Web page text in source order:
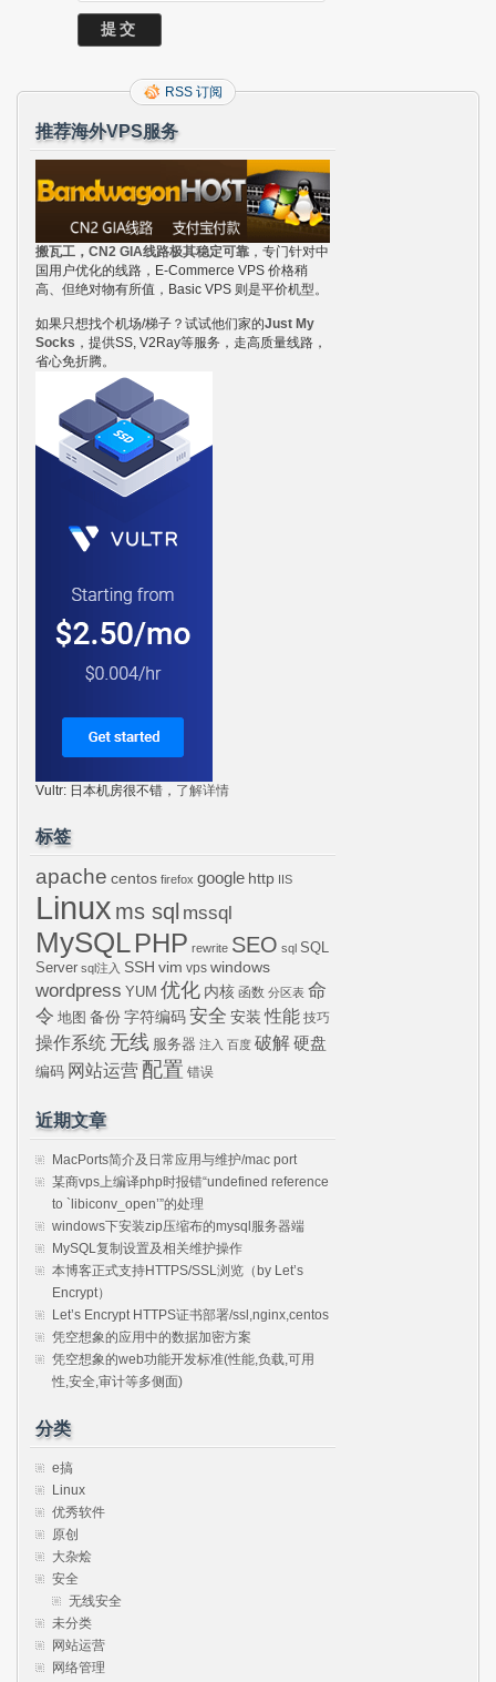
RSS 订阅
推荐海外VPS服务
搬瓦工，CN2 GIA线路极其稳定可靠 ，专门针对中
国用户优化的线路，E-Commerce VPS 价格稍
高、但绝对物有所值，Basic VPS 则是平价机型。
如果只想找个机场/梯子？试试他们家的Just My
Socks ，提供SS, V2Ray等服务，走高质量线路，
省心免折腾。
Vultr: 日本机房很不错， 了解详情
标签
apache centos firefox google http IIS
Linux ms sql mssql
MySQL PHP rewrite SEO sql SQL
Server sql注入 SSH vim vps windows
wordpress YUM 优化 内核 函数 分区表 命
令 地图 备份 字符编码 安全 安装 性能 技巧
操作系统 无线 服务器 注入 百度 破解硬盘
编码 网站运营 配置 错误
近期文章
MacPorts简介及日常应用与维护/mac port
某商vps上编译php时报错“undefined reference
to `libiconv_open’”的处理
windows下安装zip压缩布的mysql服务器端
MySQL复制设置及相关维护操作
本博客正式支持HTTPS/SSL浏览（by Let’s
Encrypt）
Let’s Encrypt HTTPS证书部署/ssl,nginx,centos
凭空想象的应用中的数据加密方案
凭空想象的web功能开发标准(性能,负载,可用
性,安全,审计等多侧面)
分类
e搞
Linux
优秀软件
原创
大杂烩
安全
无线安全
未分类
网站运营
网络管理